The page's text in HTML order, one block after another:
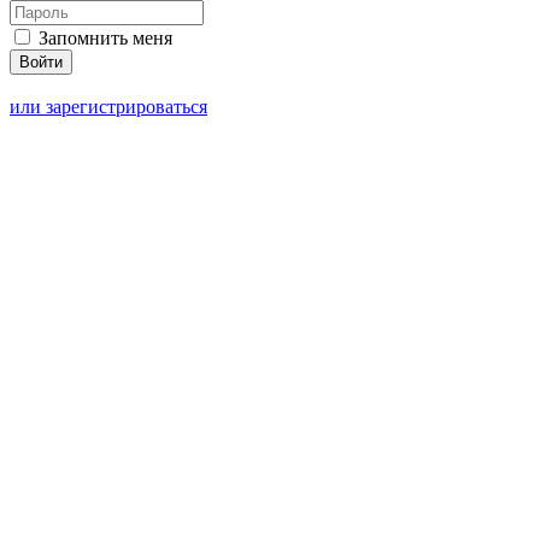
Запомнить меня
или зарегистрироваться